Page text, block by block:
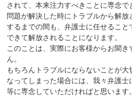
されて、本来注力すべきことに専念で
問題が解決した時にトラブルから解
するまでの間も、弁護士に任せるこ
できて解放されることになります。
このことは、実際にお客様からお聞
ん。
もちろんトラブルにならないことが
なってしまった場合には、我々弁護
等に専念していただければと思います。